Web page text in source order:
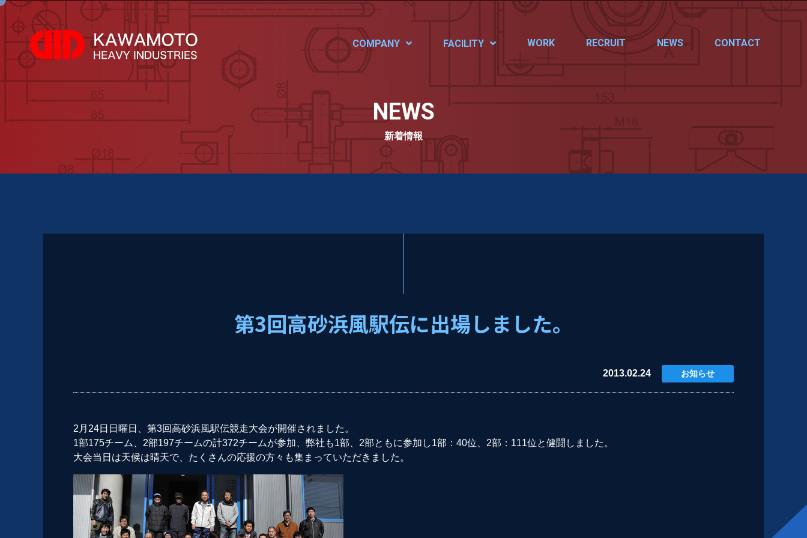
COMPANY FACILITY WORK RECRUIT NEWS CONTACT
NEWS
新着情報
第3回高砂浜風駅伝に出場しました。
2013.02.24 お知らせ
2月24日日曜日、第3回高砂浜風駅伝競走大会が開催されました。
1部175チーム、2部197チームの計372チームが参加、弊社も1部、2部ともに参加し1部：40位、2部：111位と健闘しました。
大会当日は天候は晴天で、たくさんの応援の方々も集まっていただきました。